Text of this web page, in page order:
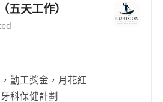
五天工作）
勤工獎金，月花紅
科保健計劃